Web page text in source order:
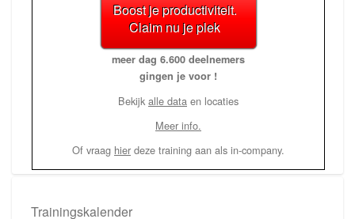
Boost je productiviteit.
Claim nu je plek
meer dag 6.600 deelnemers
gingen je voor !
Bekijk alle data en locaties
Meer info.
Of vraag hier deze training aan als in-company.
Trainingskalender